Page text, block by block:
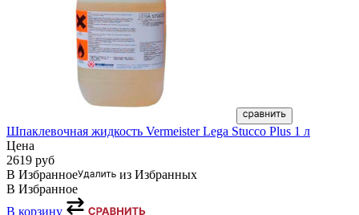
Шпаклевочная жидкость Vermeister Lega Stucco Plus 1 л
Цена
2619 руб
В Избранное
из Избранных
В Избранное
В корзину